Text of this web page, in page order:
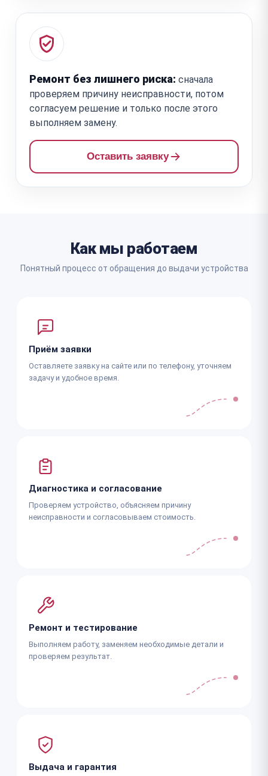
Ремонт без лишнего риска: сначала
проверяем причину неисправности, потом
согласуем решение и только после этого
выполняем замену.
Оставить заявку
Как мы работаем
Понятный процесс от обращения до выдачи устройства
Приём заявки
Оставляете заявку на сайте или по телефону, уточняем
задачу и удобное время.
Диагностика и согласование
Проверяем устройство, объясняем причину
неисправности и согласовываем стоимость.
Ремонт и тестирование
Выполняем работу, заменяем необходимые детали и
проверяем результат.
Выдача и гарантия